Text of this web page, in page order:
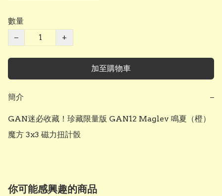
數量
−
+
加至購物車
簡介 −
GAN迷必收藏！珍藏限量版 GAN12 Maglev 鳴夏（橙）
魔方 3x3 磁力扭計骰
你可能感興趣的商品